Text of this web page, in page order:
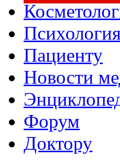
Пациенту
Новости
Форум
Доктору